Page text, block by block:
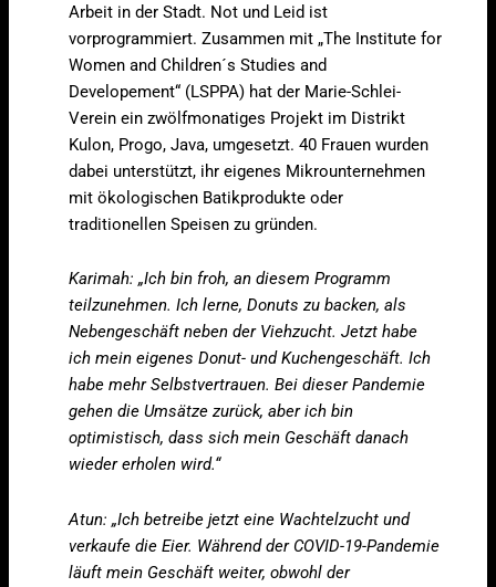
Arbeit in der Stadt. Not und Leid ist
vorprogrammiert. Zusammen mit „The Institute for
Women and Children´s Studies and
Developement“ (LSPPA) hat der Marie-Schlei-
Verein ein zwölfmonatiges Projekt im Distrikt
Kulon, Progo, Java, umgesetzt. 40 Frauen wurden
dabei unterstützt, ihr eigenes Mikrounternehmen
mit ökologischen Batikprodukte oder
traditionellen Speisen zu gründen.
Karimah: „Ich bin froh, an diesem Programm
teilzunehmen. Ich lerne, Donuts zu backen, als
Nebengeschäft neben der Viehzucht. Jetzt habe
ich mein eigenes Donut- und Kuchengeschäft. Ich
habe mehr Selbstvertrauen. Bei dieser Pandemie
gehen die Umsätze zurück, aber ich bin
optimistisch, dass sich mein Geschäft danach
wieder erholen wird.“
Atun: „Ich betreibe jetzt eine Wachtelzucht und
verkaufe die Eier. Während der COVID-19-Pandemie
läuft mein Geschäft weiter, obwohl der